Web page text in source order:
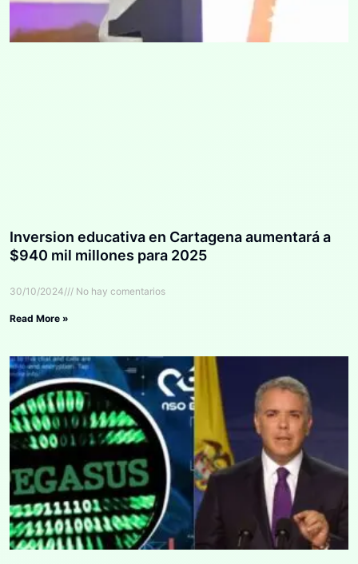
Inversion educativa en Cartagena aumentará a
$940 mil millones para 2025
30/10/2024 No hay comentarios
Read More »